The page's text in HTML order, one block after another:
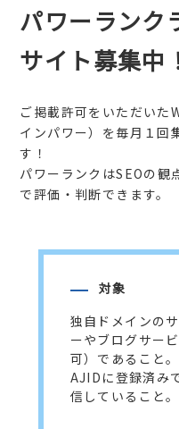
パワーランク
サイト募集中
ご掲載許可をいただいた
インパワー）を毎月１回
す！
パワーランクはSEOの観
で評価・判断できます。
対象
独自ドメインの
ーやブログサー
可）であること。
AJIDに登録済み
信していること。